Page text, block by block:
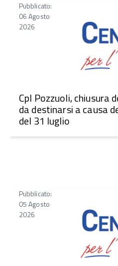
Pubblicato:
06 Agosto
2026
CpI Pozzuoli, chiusura
da destinarsi a causa
del 31 luglio
Pubblicato:
05 Agosto
2026